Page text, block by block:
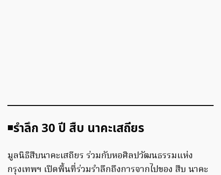
◾️รำลึก 30 ปี สืบ นาคะเสถียร
มูลนิธิสืบนาคะเสถียร ร่วมกับหอศิลปวัฒนธรรมแห่ง
กรุงเทพฯ เปิดพื้นที่ร่วมรำลึกถึงการจากไปของ สืบ นาคะ